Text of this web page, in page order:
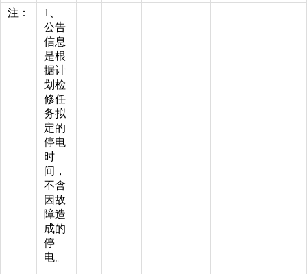
注：
1、
公告
信息
是根
据计
划检
修任
务拟
定的
停电
时
间，
不含
因故
障造
成的
停
电。